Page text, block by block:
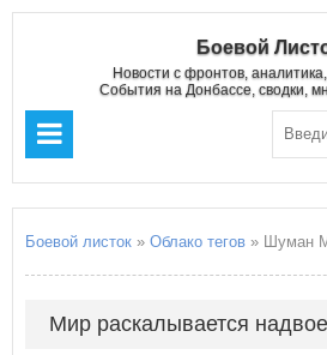
Боевой
Новости с фронтов,
События на Донбассе, сводки,
Боевой листок » Облако тегов » Шуман
Мир раскалывается надвое